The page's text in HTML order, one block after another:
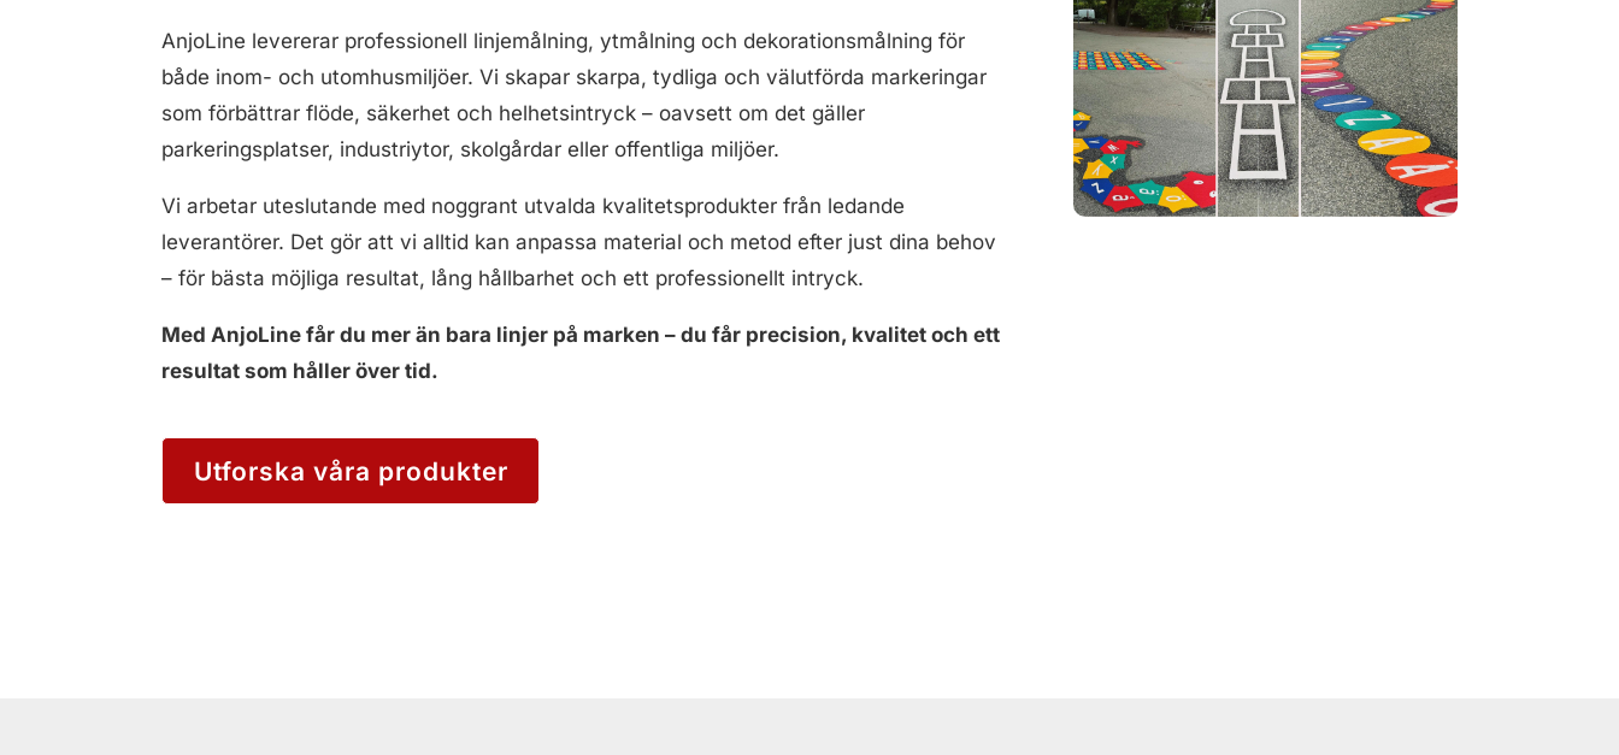
AnjoLine levererar professionell linjemålning, ytmålning och dekorationsmålning för
både inom- och utomhusmiljöer. Vi skapar skarpa, tydliga och välutförda markeringar
som förbättrar flöde, säkerhet och helhetsintryck – oavsett om det gäller
parkeringsplatser, industriytor, skolgårdar eller offentliga miljöer.
Vi arbetar uteslutande med noggrant utvalda kvalitetsprodukter från ledande
leverantörer. Det gör att vi alltid kan anpassa material och metod efter just dina behov
– för bästa möjliga resultat, lång hållbarhet och ett professionellt intryck.
Med AnjoLine får du mer än bara linjer på marken – du får precision, kvalitet och ett
resultat som håller över tid.
Utforska våra produkter